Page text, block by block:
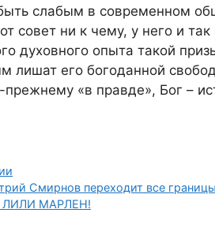
слабым в современном
совет ни к чему, у него и
духовного опыта такой
лишат его богоданной
«в правде», Бог –
Смирнов переходит все
МАРЛЕН!